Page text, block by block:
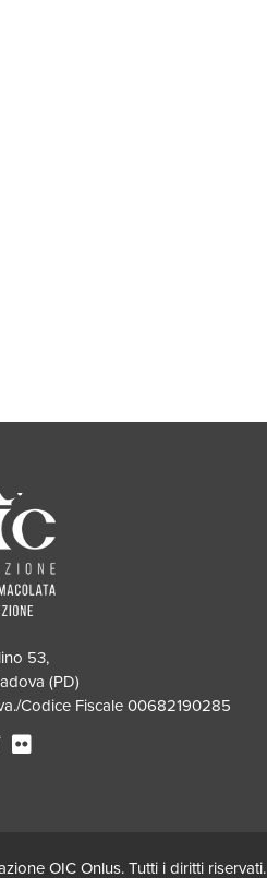
53,
(PD)
Codice Fiscale 00682190285
OIC Onlus. Tutti i diritti riservati.